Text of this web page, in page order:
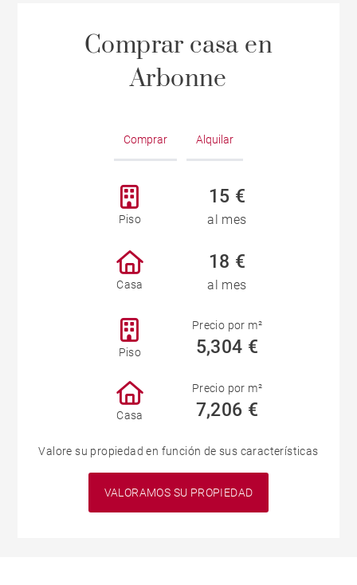
Comprar casa en
Arbonne
Comprar Alquilar
Piso
15 €
al mes
Casa
18 €
al mes
Piso
Precio por m²
5,304 €
Casa
Precio por m²
7,206 €
Valore su propiedad en función de sus características
VALORAMOS SU PROPIEDAD